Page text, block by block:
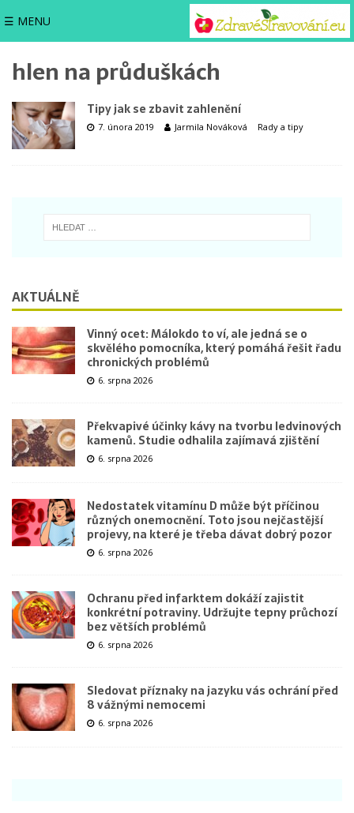
☰ MENU
hlen na průduškách
Tipy jak se zbavit zahlenění
7. února 2019 Jarmila Nováková Rady a tipy
AKTUÁLNĚ
Vinný ocet: Málokdo to ví, ale jedná se o
skvělého pomocníka, který pomáhá řešit řadu
chronických problémů
6. srpna 2026
Překvapivé účinky kávy na tvorbu ledvinových
kamenů. Studie odhalila zajímavá zjištění
6. srpna 2026
Nedostatek vitamínu D může být příčinou
různých onemocnění. Toto jsou nejčastější
projevy, na které je třeba dávat dobrý pozor
6. srpna 2026
Ochranu před infarktem dokáží zajistit
konkrétní potraviny. Udržujte tepny průchozí
bez větších problémů
6. srpna 2026
Sledovat příznaky na jazyku vás ochrání před
8 vážnými nemocemi
6. srpna 2026